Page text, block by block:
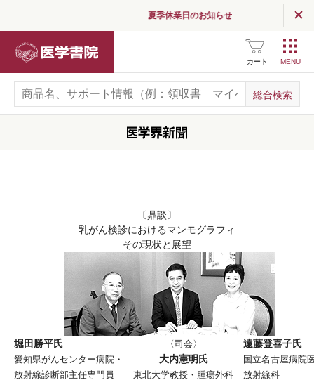
夏季休業日のお知らせ
カート
〔鼎談〕
乳がん検診におけるマンモグラフィ
その現状と展望
堀田勝平氏
愛知県がんセンター病院・
放射線診断部主任専門員
〈司会〉
大内憲明氏
東北大学教授・腫瘍外科
遠藤登喜子氏
国立名古屋病院
放射線科